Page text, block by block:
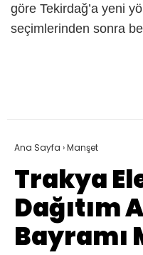
göre Tekirdağ’a yeni
seçimlerinden sonra
Ana Sayfa ›Manşet
Trakya
Dağıtım
Bayramı